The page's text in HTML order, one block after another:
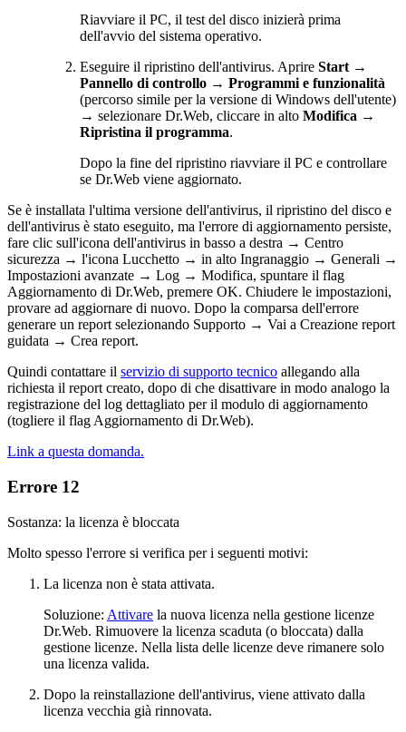
Riavviare il PC, il test del disco inizierà prima
dell'avvio del sistema operativo.
Eseguire il ripristino dell'antivirus. Aprire Start→
Pannello di controllo → Programmi e funzionalità
(percorso simile per la versione di Windows dell'utente)
→ selezionare Dr.Web, cliccare in alto Modifica →
Ripristina il programma.
Dopo la fine del ripristino riavviare il PC e controllare
se Dr.Web viene aggiornato.
Se è installata l'ultima versione dell'antivirus, il ripristino del disco e
dell'antivirus è stato eseguito, ma l'errore di aggiornamento persiste,
fare clic sull'icona dell'antivirus in basso a destra → Centro
sicurezza → l'icona Lucchetto → in alto Ingranaggio → Generali →
Impostazioni avanzate → Log → Modifica, spuntare il flag
Aggiornamento di Dr.Web, premere OK. Chiudere le impostazioni,
provare ad aggiornare di nuovo. Dopo la comparsa dell'errore
generare un report selezionando Supporto → Vai a Creazione report
guidata → Crea report.
Quindi contattare il servizio di supporto tecnico allegando alla
richiesta il report creato, dopo di che disattivare in modo analogo la
registrazione del log dettagliato per il modulo di aggiornamento
(togliere il flag Aggiornamento di Dr.Web).
Link a questa domanda.
Errore 12
Sostanza: la licenza è bloccata
Molto spesso l'errore si verifica per i seguenti motivi:
La licenza non è stata attivata.
Soluzione: Attivare la nuova licenza nella gestione licenze
Dr.Web. Rimuovere la licenza scaduta (o bloccata) dalla
gestione licenze. Nella lista delle licenze deve rimanere solo
una licenza valida.
Dopo la reinstallazione dell'antivirus, viene attivato dalla
licenza vecchia già rinnovata.